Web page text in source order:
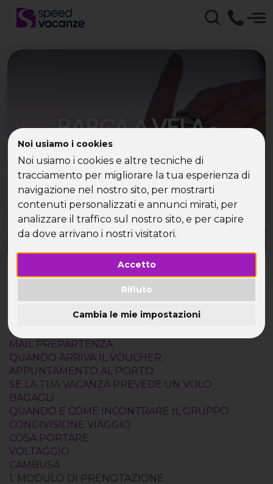
Noi usiamo i cookies
Noi usiamo i cookies e altre tecniche di
tracciamento per migliorare la tua esperienza di
navigazione nel nostro sito, per mostrarti
contenuti personalizzati e annunci mirati, per
analizzare il traffico sul nostro sito, e per capire
da dove arrivano i nostri visitatori.
Accetto
Rifiuto
Cambia le mie impostazioni
BARCA A VELA -
INFORMAZIONI UTILI
Clicca sull'argomento che ti interessa
MODULO DI PRENOTAZIONE
DOCUMENTI
SALDO
MAIL PREPARTENZA
QUANDO ARRIVA IL VOUCHER
APPUNTAMENTO AL PORTO
SE LA TUA VACANZA PREVEDE UN VOLO
BAGAGLI
QUANDO E COME INCONTRARE IL GRUPPO
CONDIVISIONE VIAGGIO
COSA PORTARE
VOLTAGGIO
CAMBUSA
1. MODULO DI PRENOTAZIONE